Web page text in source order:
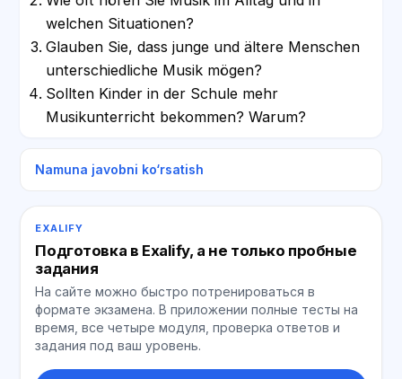
welchen Situationen?
Glauben Sie, dass junge und ältere Menschen
unterschiedliche Musik mögen?
Sollten Kinder in der Schule mehr
Musikunterricht bekommen? Warum?
Namuna javobni ko‘rsatish
EXALIFY
Подготовка в Exalify, а не только пробные
задания
На сайте можно быстро потренироваться в
формате экзамена. В приложении полные тесты на
время, все четыре модуля, проверка ответов и
задания под ваш уровень.